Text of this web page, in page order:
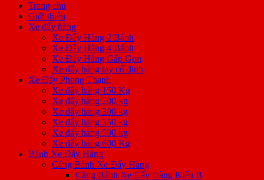
Trang chủ
Giới thiệu
Xe đẩy hàng
Xe Đẩy Hàng 2 Bánh
Xe Đẩy Hàng 4 Bánh
Xe Đẩy Hàng Gấp Gọn
Xe đẩy hàng tay cố định
Xe Đẩy Phong Thạnh
Xe đẩy hàng 150 Kg
Xe đẩy hàng 200 kg
Xe đẩy hàng 300 kg
Xe đẩy hàng 350 kg
Xe đẩy hàng 500 kg
Xe đẩy hàng 600 Kg
Bánh Xe Đẩy Hàng
Càng Bánh Xe Đẩy Hàng
Càng Bánh Xe Đẩy Hàng Kiểu B